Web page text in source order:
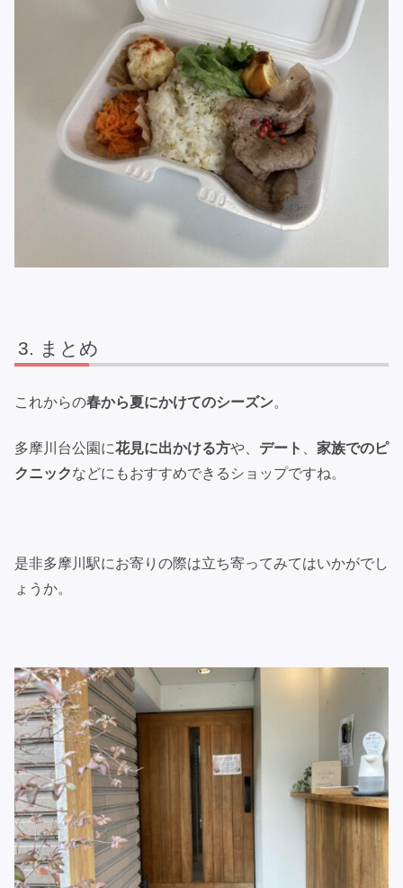
まとめ
これからの春から夏にかけてのシーズン。
多摩川台公園に花見に出かける方や、 デート
家族でのピ
クニックなどにもおすすめできるショップですね。
是非多摩川駅にお寄りの際は立ち寄ってみてはいかがでし
ょうか。